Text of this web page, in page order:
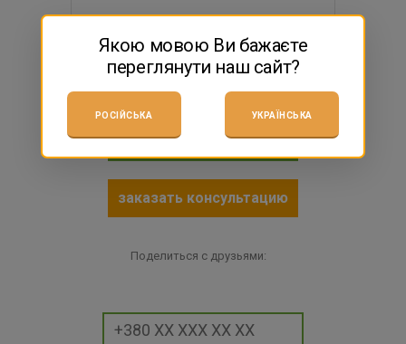
247 грн
$5.47
есть в наличии
КУПИТЬ
заказать консультацию
Поделиться с друзьями:
Якою мовою Ви бажаєте
переглянути наш сайт?
РОСІЙСЬКА УКРАЇНСЬКА